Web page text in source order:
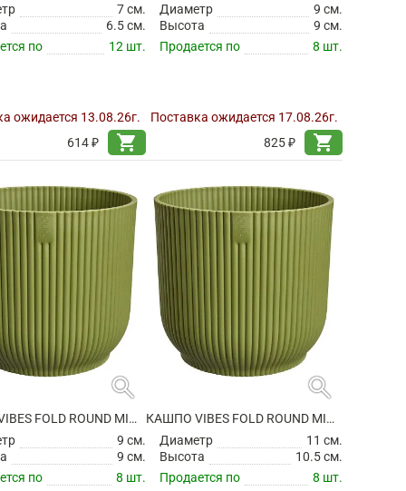
7 см.
6.5 см.
по
12 шт.
ожидается 13.08.26г.
614 ₽
shopping_cart
Диаметр
9 см.
Высота
9 см.
Продается по
8 шт.
Поставка ожидается 17.08.26г.
825 ₽
shopping_cart
search
КАШПО VIBES FOLD ROUND MINI FERN GREEN
9 см.
9 см.
по
8 шт.
search
КАШПО VIBES FOLD ROUND MINI FERN GREEN
Диаметр
11 см.
Высота
10.5 см.
Продается по
8 шт.